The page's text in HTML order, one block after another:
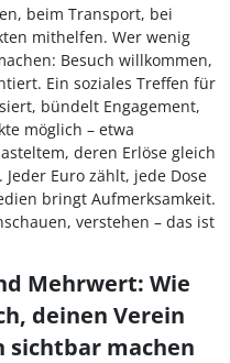
beim Transport, bei
mithelfen. Wer wenig
Besuch willkommen,
Ein soziales Treffen für
bündelt Engagement,
möglich – etwa
deren Erlöse gleich
Euro zählt, jede Dose
bringt Aufmerksamkeit.
verstehen – das ist
Mehrwert: Wie
deinen Verein
sichtbar machen